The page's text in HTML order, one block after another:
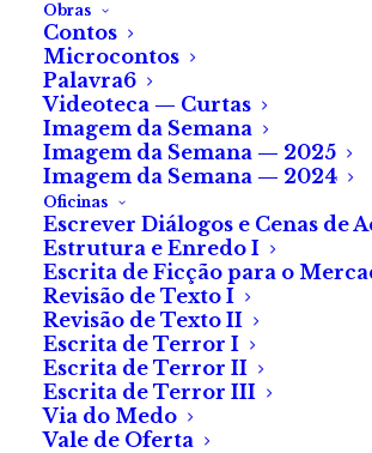
Obras
Contos
Microcontos
Palavra6
Videoteca — Curtas
Imagem da Semana
Imagem da Semana — 2025
Imagem da Semana — 2024
Oficinas
Escrever Diálogos e Cenas de
Estrutura e Enredo I
Escrita de Ficção para o
Revisão de Texto I
Revisão de Texto II
Escrita de Terror I
Escrita de Terror II
Escrita de Terror III
Via do Medo
Vale de Oferta